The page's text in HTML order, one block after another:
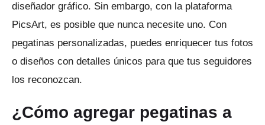
diseñador gráfico. Sin embargo, con la plataforma
PicsArt, es posible que nunca necesite uno. Con
pegatinas personalizadas, puedes enriquecer tus fotos
o diseños con detalles únicos para que tus seguidores
los reconozcan.
¿Cómo agregar pegatinas a